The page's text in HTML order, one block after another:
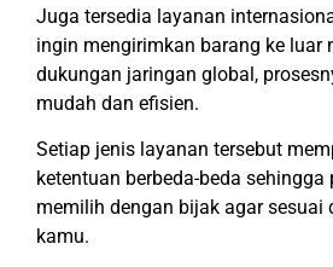
Juga tersedia layanan
ingin mengirimkan barang ke luar
dukungan jaringan global,
mudah dan efisien.
Setiap jenis layanan tersebut
ketentuan berbeda-beda
memilih dengan bijak agar sesuai
kamu.